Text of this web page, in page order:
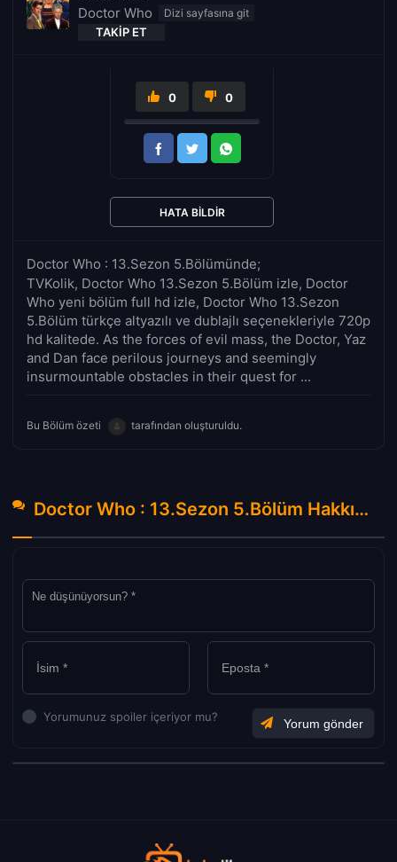
Doctor Who
TAKIP ET
Doctor Who : 13.Sezon 5.Bölümünde;
TVKolik, Doctor Who 13.Sezon 5.Bölüm izle, Doctor
Who yeni bölüm full hd izle, Doctor Who 13.Sezon
5.Bölüm türkçe altyazılı ve dublajlı seçenekleriyle 720p
hd kalitede. As the forces of evil mass, the Doctor, Yaz
and Dan face perilous journeys and seemingly
insurmountable obstacles in their quest for ...
Bu Bölüm özeti tarafından oluşturuldu.
0 0
HATA BILDIR
Doctor Who : 13.Sezon 5.Bölüm Hakkında Yorumlar
Yorumunuz spoiler içeriyor mu?